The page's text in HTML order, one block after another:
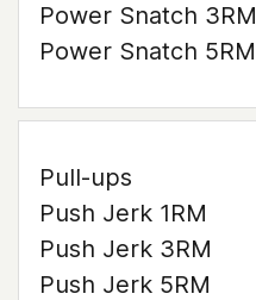
Power Snatch 3RM
Power Snatch 5RM
Pull-ups
Push Jerk 1RM
Push Jerk 3RM
Push Jerk 5RM